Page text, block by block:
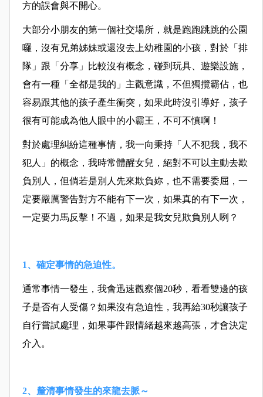
方的誤會與不開心。
大部分小朋友的第一個社交場所，就是跑跑跳跳的公園
囉，沒有兄弟姊妹或還沒去上幼稚園的小孩，對於「排
隊」跟「分享」比較沒有概念，碰到玩具、遊樂設施，
會有一種「全都是我的」主觀意識，不但獨攬霸佔，也
容易跟其他的孩子產生衝突，如果此時沒引導好，孩子
很有可能成為他人眼中的小霸王，不可不慎啊！
對於處理糾紛這種事情，我一向秉持「人不犯我，我不
犯人」的概念，我時常體醒女兒，絕對不可以主動去欺
負別人，但倘若是別人先來欺負妳，也不需要委屈，一
定要嚴厲警告對方不能有下一次，如果真的有下一次，
一定要力馬反擊！不過，如果是我女兒欺負別人咧？
1、確定事情的急迫性。
通常事情一發生，我會迅速觀察個20秒，看看雙邊的孩
子是否有人受傷？如果沒有急迫性，我再給30秒讓孩子
自行嘗試處理，如果事件跟情緒越來越高張，才會決定
介入。
2、釐清事情發生的來龍去脈～